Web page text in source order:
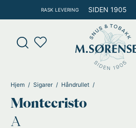
rett
innholdet
RASK LEVERING SIDEN 1905
Products
search
Hjem Sigarer Håndrullet
Montecristo
A